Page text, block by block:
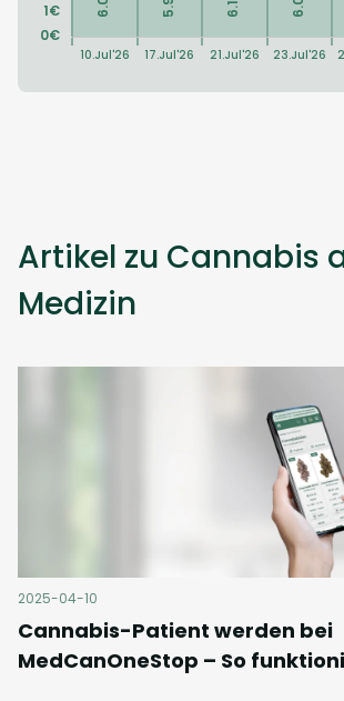
Artikel zu Cannabis
Medizin
2025-04-10
Cannabis-Patient werden bei
MedCanOneStop – So